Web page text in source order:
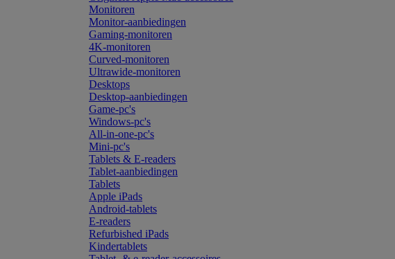
Monitoren
Monitor-aanbiedingen
Gaming-monitoren
4K-monitoren
Curved-monitoren
Ultrawide-monitoren
Desktops
Desktop-aanbiedingen
Game-pc's
Windows-pc's
All-in-one-pc's
Mini-pc's
Tablets & E-readers
Tablet-aanbiedingen
Tablets
Apple iPads
Android-tablets
E-readers
Refurbished iPads
Kindertablets